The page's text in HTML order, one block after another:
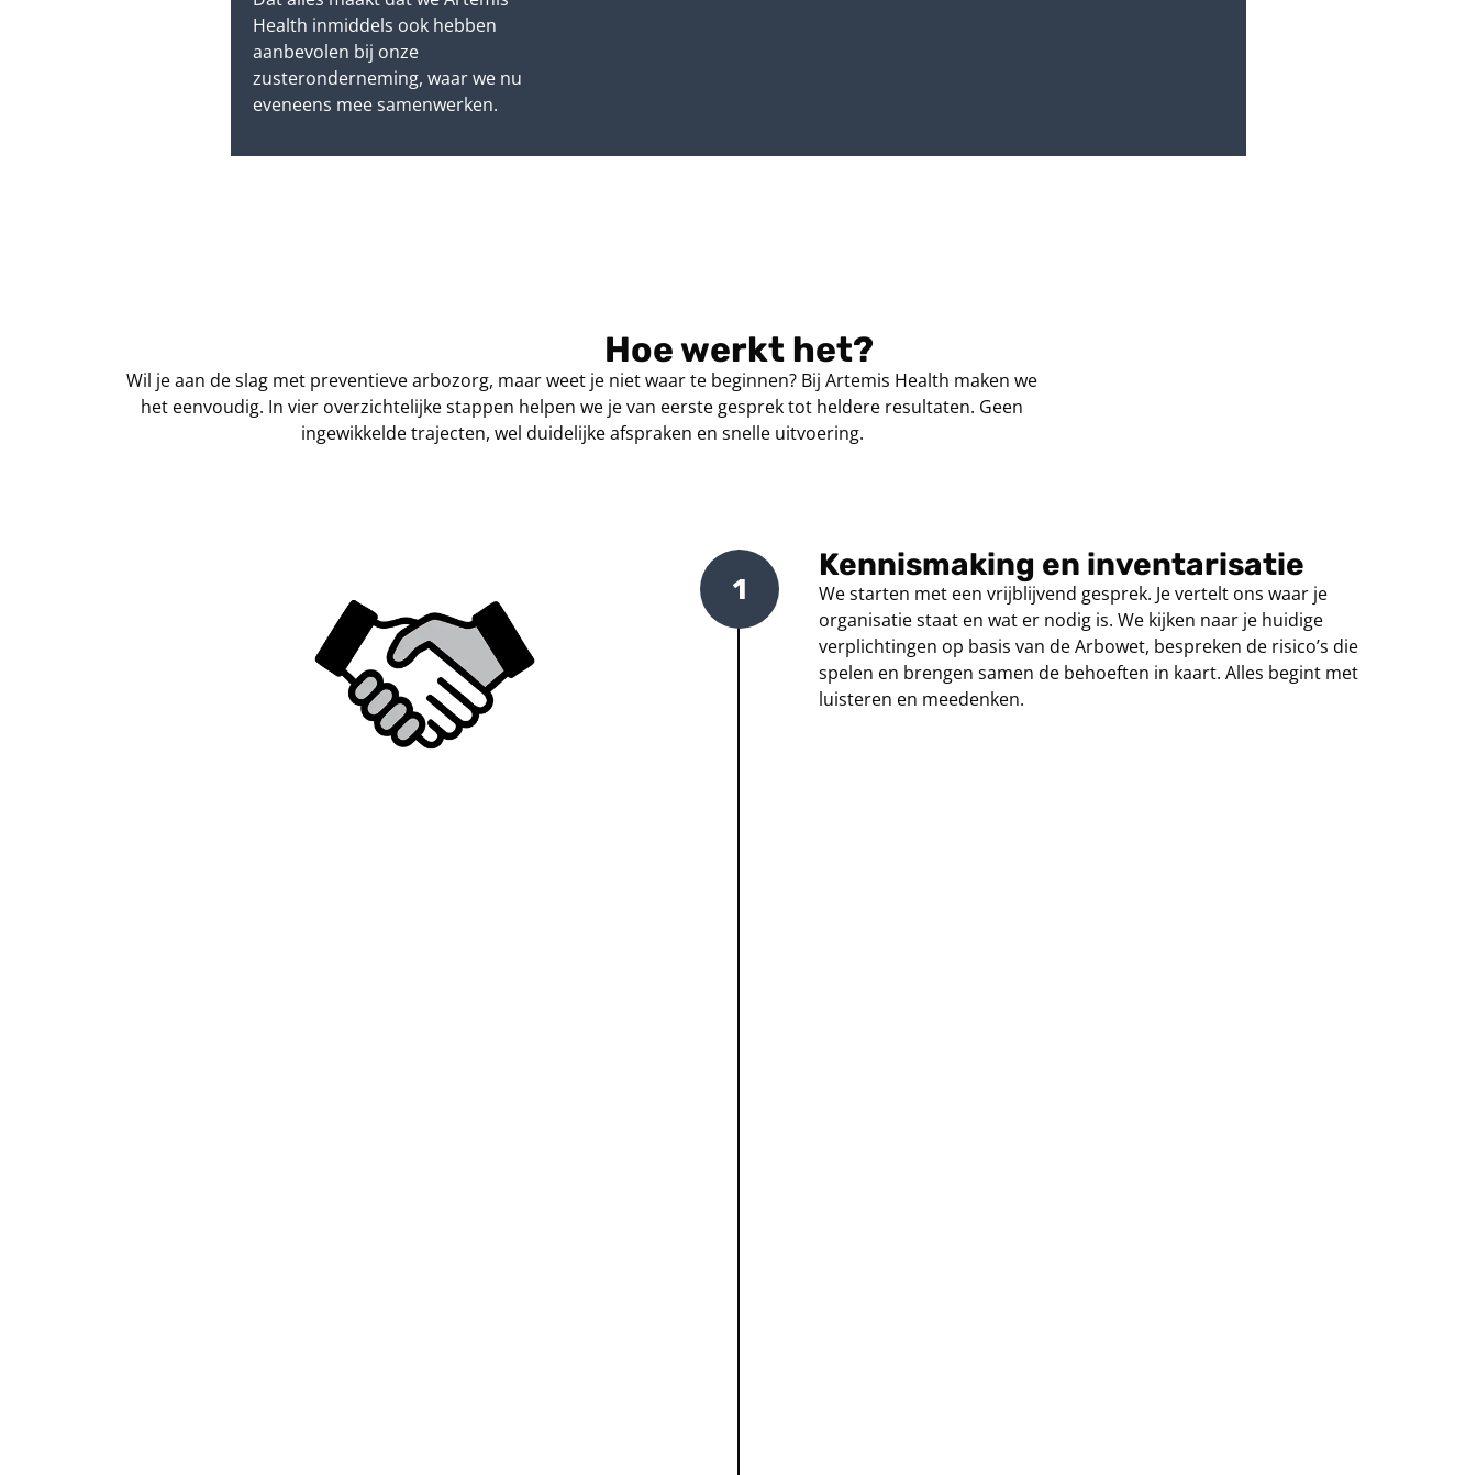
Health inmiddels ook hebben
aanbevolen bij onze
zusteronderneming, waar we nu
eveneens mee samenwerken.
Hoe werkt het?
Wil je aan de slag met preventieve arbozorg, maar weet je niet waar te beginnen? Bij Artemis Health maken we
het eenvoudig. In vier overzichtelijke stappen helpen we je van eerste gesprek tot heldere resultaten. Geen
ingewikkelde trajecten, wel duidelijke afspraken en snelle uitvoering.
Kennismaking en inventarisatie
We starten met een vrijblijvend gesprek. Je vertelt ons waar je
organisatie staat en wat er nodig is. We kijken naar je huidige
verplichtingen op basis van de Arbowet, bespreken de risico’s die
spelen en brengen samen de behoeften in kaart. Alles begint met
luisteren en meedenken.